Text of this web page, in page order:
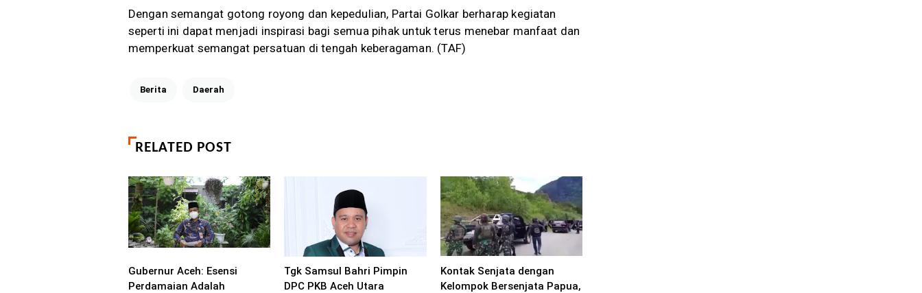
Dengan semangat gotong royong dan kepedulian, Partai Golkar berharap kegiatan
seperti ini dapat menjadi inspirasi bagi semua pihak untuk terus menebar manfaat dan
memperkuat semangat persatuan di tengah keberagaman. (TAF)
Berita Daerah
RELATED POST
Gubernur Aceh: Esensi
Perdamaian Adalah
Tgk Samsul Bahri Pimpin
DPC PKB Aceh Utara
Kontak Senjata dengan
Kelompok Bersenjata Papua,